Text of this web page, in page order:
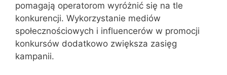
pomagają operatorom wyróżnić się na tle
konkurencji. Wykorzystanie mediów
społecznościowych i influencerów w promocji
konkursów dodatkowo zwiększa zasięg
kampanii.